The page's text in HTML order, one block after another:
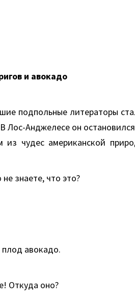
и авокадо
подпольные литераторы
Лос-Анджелесе он
чудес американской
знаете, что это?
плод авокадо.
Откуда оно?